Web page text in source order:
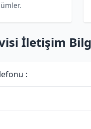
İletişim
: